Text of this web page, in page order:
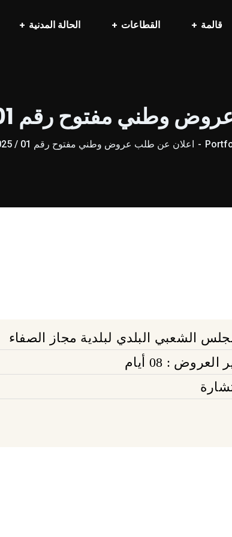
قالمة القطاعات الحالة المدنية
وطني مفتوح رقم 01 / 2025
اعلان عن طلب عروض وطني مفتوح رقم 01 / 2025
الشعبي البلدي لبلدية مجاز الصفاء
: 08 أيام